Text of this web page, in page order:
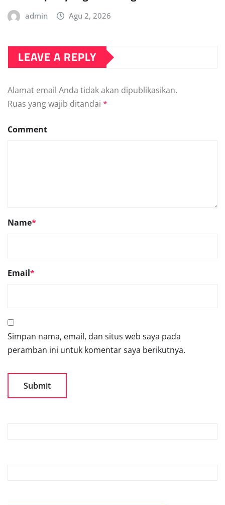
admin Agu 2, 2026
LEAVE A REPLY
Alamat email Anda tidak akan dipublikasikan.
Ruas yang wajib ditandai *
Comment
Name*
Email*
Simpan nama, email, dan situs web saya pada
peramban ini untuk komentar saya berikutnya.